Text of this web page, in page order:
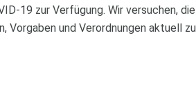
19 zur Verfügung. Wir versuchen,
Vorgaben und Verordnungen aktuell